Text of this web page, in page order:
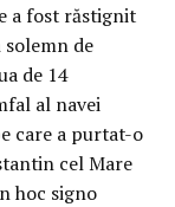
a fost răstignit
de
de 14
al navei
care a purtat-o
cel Mare
hoc signo